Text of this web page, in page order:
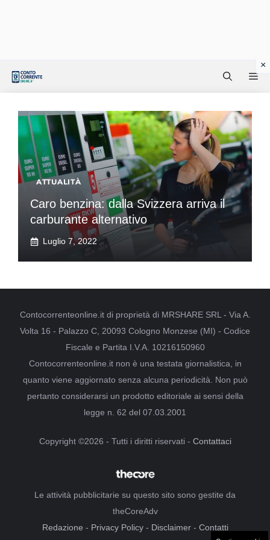
ATTUALITÀ
Caro benzina: dalla Svizzera arriva il
carburante alternativo
Luglio 7, 2022
Contocorrenteonline.it di proprietà di MRSHARE SRL - Via A.
Volta 16 - Palazzo C, 20093 Cologno Monzese (MI) - Codice
Fiscale e Partita I.V.A. 10216150960
Contocorrenteonline.it non è una testata giornalistica, in
quanto viene aggiornato senza alcuna periodicità. Non può
pertanto considerarsi un prodotto editoriale ai sensi della
legge n. 62 del 07.03.2001
Copyright ©2026 - Tutti i diritti riservati - Contattaci
Le attività pubblicitarie su questo sito sono gestite da
theCoreAdv
Redazione - Privacy Policy- Disclaimer- Contatti